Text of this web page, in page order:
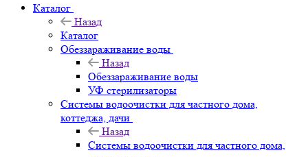
Каталог
Назад
Каталог
Обеззараживание воды
Назад
Обеззараживание воды
УФ стерилизаторы
Системы водоочистки для частного дома,
коттеджа, дачи
Назад
Системы водоочистки для частного дома,